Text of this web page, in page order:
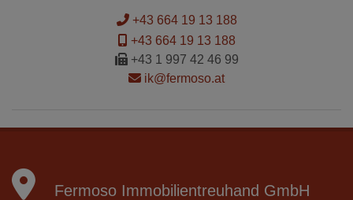
+43 664 19 13 188
+43 664 19 13 188
+43 1 997 42 46 99
ik@fermoso.at
Fermoso Immobilientreuhand GmbH